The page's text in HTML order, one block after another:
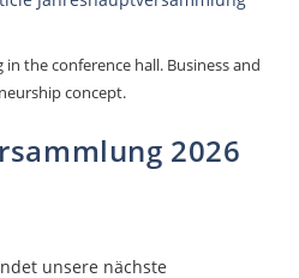
the conference hall. Business and
concept.
2026
unsere nächste